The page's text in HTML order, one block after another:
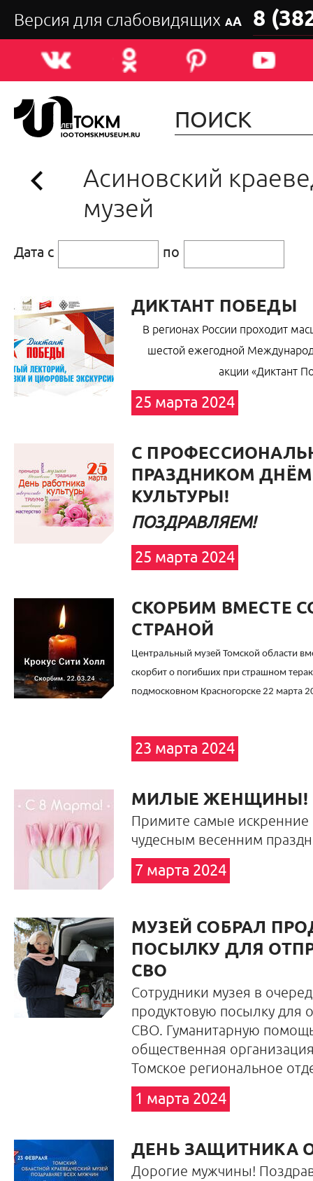
Версия для слабовидящих АА 8
Асиновский
музей
Дата с по
ДИКТАНТ ПОБЕДЫ
В регионах России проходит
шестой ежегодной
акции «Диктант
25 марта 2024
С
ПРАЗДНИКОМ
КУЛЬТУРЫ!
ПОЗДРАВЛЯЕМ!
25 марта 2024
СКОРБИМ ВМЕСТЕ
СТРАНОЙ
Центральный музей Томской области
скорбит о погибших при страшном
подмосковном Красногорске 22 марта
23 марта 2024
МИЛЫЕ ЖЕНЩИНЫ!
Примите самые искренние
чудесным весенним
7 марта 2024
МУЗЕЙ СОБРАЛ
ПОСЫЛКУ ДЛЯ
СВО
Сотрудники музея в
продуктовую посылку для
СВО. Гуманитарную
общественная
Томское региональное
1 марта 2024
ДЕНЬ ЗАЩИТНИКА
Дорогие мужчины!